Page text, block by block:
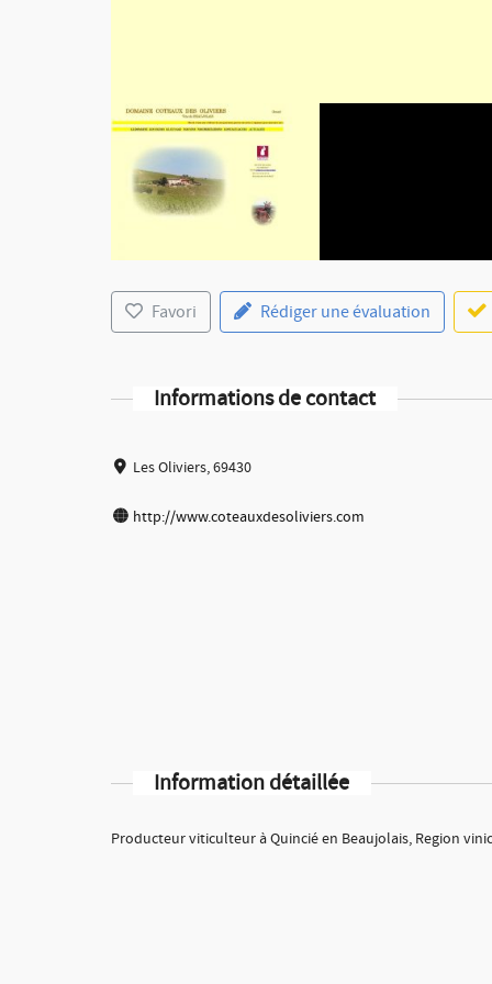
Favori Rédiger une évaluation
Informations de contact
Les Oliviers, 69430
http://www.coteauxdesoliviers.com
Information détaillée
Producteur viticulteur à Quincié en Beaujolais, Region